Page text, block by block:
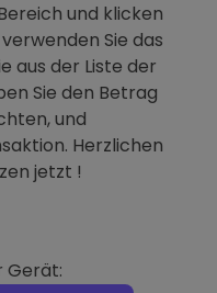
und klicken
Sie das
aus der Liste der
Sie den Betrag
und
Herzlichen
jetzt !
Gerät: